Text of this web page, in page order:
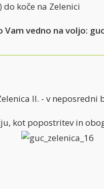
koče na Zelenici
Vam vedno na voljo:
II. - v
kot popostritev in